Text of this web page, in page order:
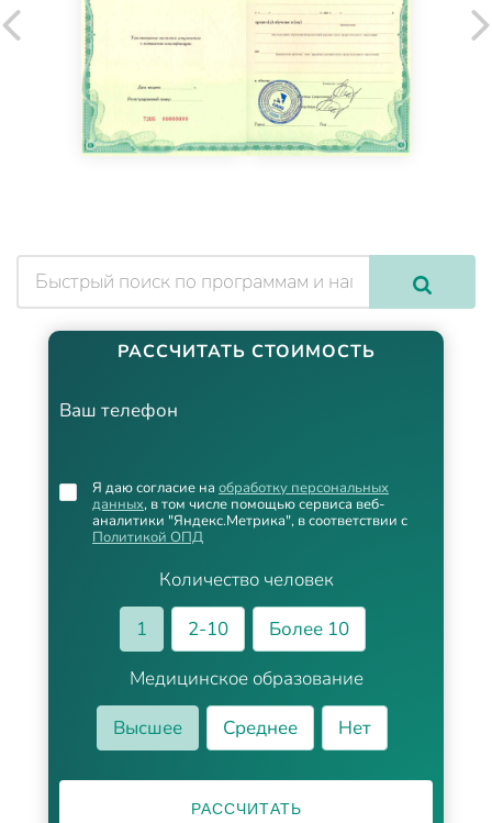
РАССЧИТАТЬ СТОИМОСТЬ
Ваш телефон
Количество человек
1
2-10
Более 10
Медицинское образование
Высшее
Среднее Нет
Я даю согласие на обработку персональных
данных, в том числе помощью сервиса веб-
аналитики "Яндекс.Метрика", в соответствии с
Политикой ОПД
РАССЧИТАТЬ